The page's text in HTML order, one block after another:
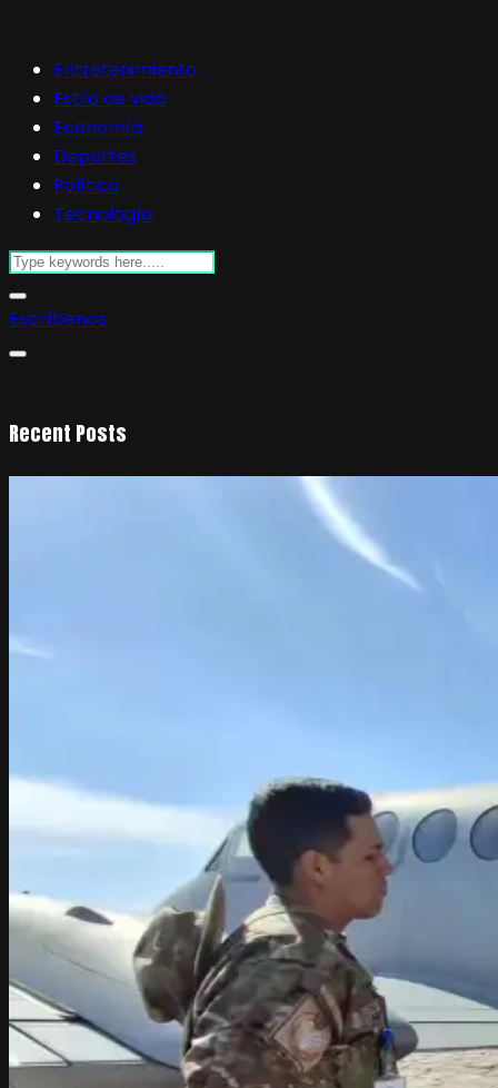
Entretenimiento
Estilo de vida
Economía
Deportes
Política
Tecnología
Escríbenos
Recent Posts